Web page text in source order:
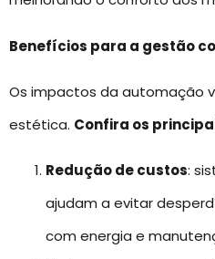
Benefícios para a gestão
Os impactos da automação
estética. Confira os
Redução de custos:
ajudam a evitar
com energia e